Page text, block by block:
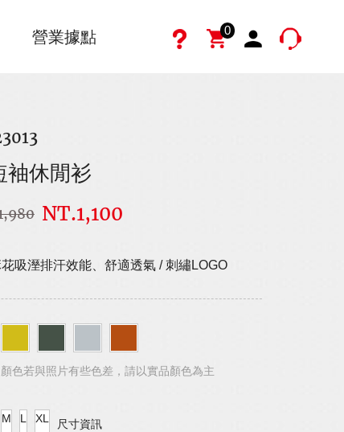
0
營業據點
袖休閒衫
NT.1,100
吸溼排汗效能、舒適透氣 / 刺繡LOGO
顏色若與照片有些色差，請以實品顏色為主
M L XL 尺寸資訊